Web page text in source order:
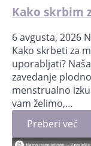
Kako skrbim
6 avgusta, 2026
Kako skrbeti za
uporabljati?⁣
zavedanje
menstrualno
vam želimo,…
Preberi več